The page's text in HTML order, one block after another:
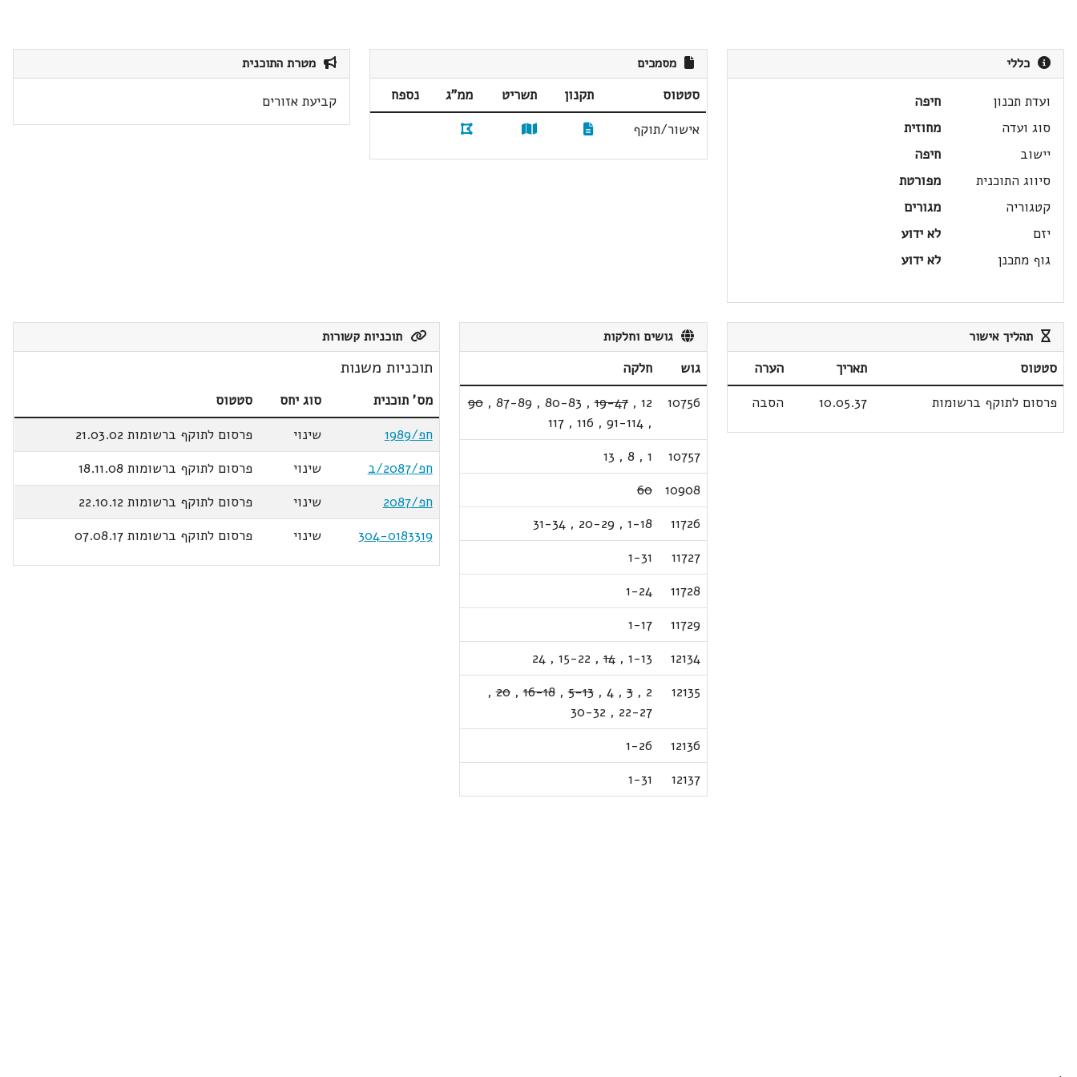
כללי
ועדת תכנון
חיפה
סוג ועדה
מחוזית
יישוב
חיפה
סיווג התוכנית
מפורטת
קטגוריה
מגורים
יזם
לא ידוע
גוף מתכנן
לא ידוע
מסמכים
סטטוס תקנון תשריט ממ"ג
נספח
אישור/תוקף
מטרת התוכנית
קביעת אזורים
תהליך אישור
סטטוס תאריך
הערה
פרסום לתוקף ברשומות
10.05.37 הסבה
גושים וחלקות
גוש
חלקה
10756
12
,
19-47
,
80-83
,
87-89
,
90
,
91-114
,
116
,
117
10757
1
,
8
,
13
10908
60
11726
1-18
,
20-29
,
31-34
11727
1-31
11728
1-24
11729
1-17
12134
1-13
,
14
,
15-22
,
24
12135
2
,
3
,
4
,
5-13
,
16-18
,
20
,
22-27
,
30-32
12136
1-26
12137
1-31
תוכניות קשורות
תוכניות משנות
מס' תוכנית סוג יחס
סטטוס
חפ/1989
שינוי
פרסום לתוקף ברשומות 21.03.02
חפ/2087/ב
שינוי
פרסום לתוקף ברשומות 18.11.08
חפ/2087
שינוי
פרסום לתוקף ברשומות 22.10.12
304-0183319
שינוי פרסום לתוקף ברשומות 07.08.17